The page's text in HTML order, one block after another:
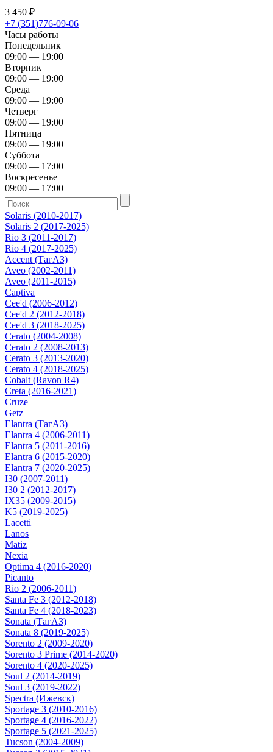
3 450 ₽
+7 (351)776-09-06
Часы работы
Понедельник
09:00 — 19:00
Вторник
09:00 — 19:00
Среда
09:00 — 19:00
Четверг
09:00 — 19:00
Пятница
09:00 — 19:00
Суббота
09:00 — 17:00
Воскресенье
09:00 — 17:00
Solaris (2010-2017)
Solaris 2 (2017-2025)
Rio 3 (2011-2017)
Rio 4 (2017-2025)
Accent (ТагАЗ)
Aveo (2002-2011)
Aveo (2011-2015)
Captiva
Cee'd (2006-2012)
Cee'd 2 (2012-2018)
Cee'd 3 (2018-2025)
Cerato (2004-2008)
Cerato 2 (2008-2013)
Cerato 3 (2013-2020)
Cerato 4 (2018-2025)
Cobalt (Ravon R4)
Creta (2016-2021)
Cruze
Getz
Elantra (ТагАЗ)
Elantra 4 (2006-2011)
Elantra 5 (2011-2016)
Elantra 6 (2015-2020)
Elantra 7 (2020-2025)
I30 (2007-2011)
I30 2 (2012-2017)
IX35 (2009-2015)
K5 (2019-2025)
Lacetti
Lanos
Matiz
Nexia
Optima 4 (2016-2020)
Picanto
Rio 2 (2006-2011)
Santa Fe 3 (2012-2018)
Santa Fe 4 (2018-2023)
Sonata (ТагАЗ)
Sonata 8 (2019-2025)
Sorento 2 (2009-2020)
Sorento 3 Prime (2014-2020)
Sorento 4 (2020-2025)
Soul 2 (2014-2019)
Soul 3 (2019-2022)
Spectra (Ижевск)
Sportage 3 (2010-2016)
Sportage 4 (2016-2022)
Sportage 5 (2021-2025)
Tucson (2004-2009)